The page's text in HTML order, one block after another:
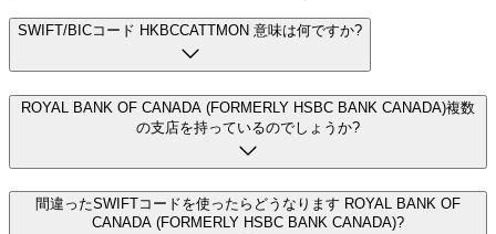
SWIFT/BICコード HKBCCATTMON 意味は何ですか?
ROYAL BANK OF CANADA (FORMERLY HSBC BANK CANADA)複数
の支店を持っているのでしょうか?
間違ったSWIFTコードを使ったらどうなります ROYAL BANK OF
CANADA (FORMERLY HSBC BANK CANADA)?